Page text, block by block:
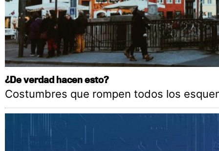
¿De verdad hacen esto?
Costumbres que rompen todos los